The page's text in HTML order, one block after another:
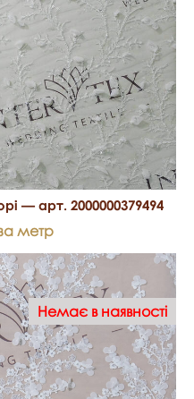
— арт. 2000000379494
метр
Немає в наявності